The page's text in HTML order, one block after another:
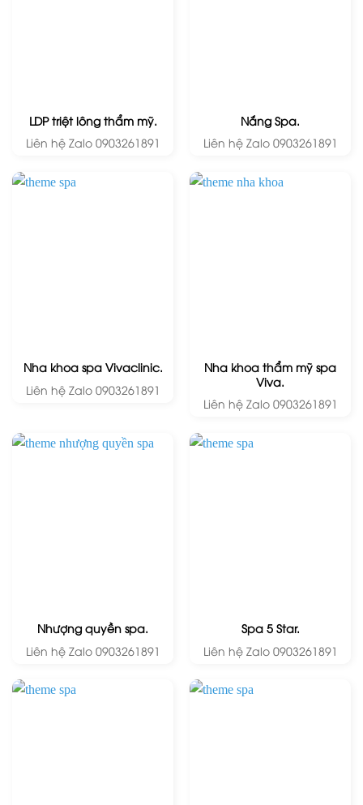
LDP triệt lông thẩm mỹ.
Liên hệ Zalo 0903261891
Nắng Spa.
Liên hệ Zalo 0903261891
Nha khoa spa Vivaclinic.
Liên hệ Zalo 0903261891
Nha khoa thẩm mỹ spa
Viva.
Liên hệ Zalo 0903261891
Nhượng quyền spa.
Liên hệ Zalo 0903261891
Spa 5 Star.
Liên hệ Zalo 0903261891